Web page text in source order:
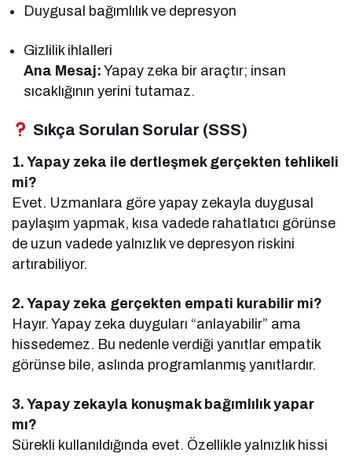
Duygusal bağımlılık ve depresyon
Gizlilik ihlalleri
Ana Mesaj: Yapay zeka bir araçtır; insan
sıcaklığının yerini tutamaz.
Sıkça Sorulan Sorular (SSS)
1. Yapay zeka ile dertleşmek gerçekten tehlikeli
mi?
Evet. Uzmanlara göre yapay zekayla duygusal
paylaşım yapmak, kısa vadede rahatlatıcı görünse
de uzun vadede yalnızlık ve depresyon riskini
artırabiliyor.
2. Yapay zeka gerçekten empati kurabilir mi?
Hayır. Yapay zeka duyguları “anlayabilir” ama
hissedemez. Bu nedenle verdiği yanıtlar empatik
görünse bile, aslında programlanmış yanıtlardır.
3. Yapay zekayla konuşmak bağımlılık yapar
mı?
Sürekli kullanıldığında evet. Özellikle yalnızlık hissi